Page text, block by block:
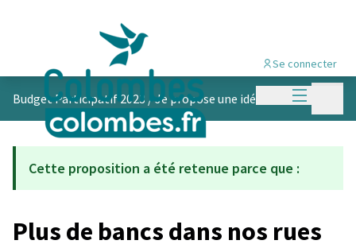
Menu
Se connecter
Budget Participatif 2023 /Je propose une idée
Cette proposition a été retenue parce que :
Plus de bancs dans nos rues